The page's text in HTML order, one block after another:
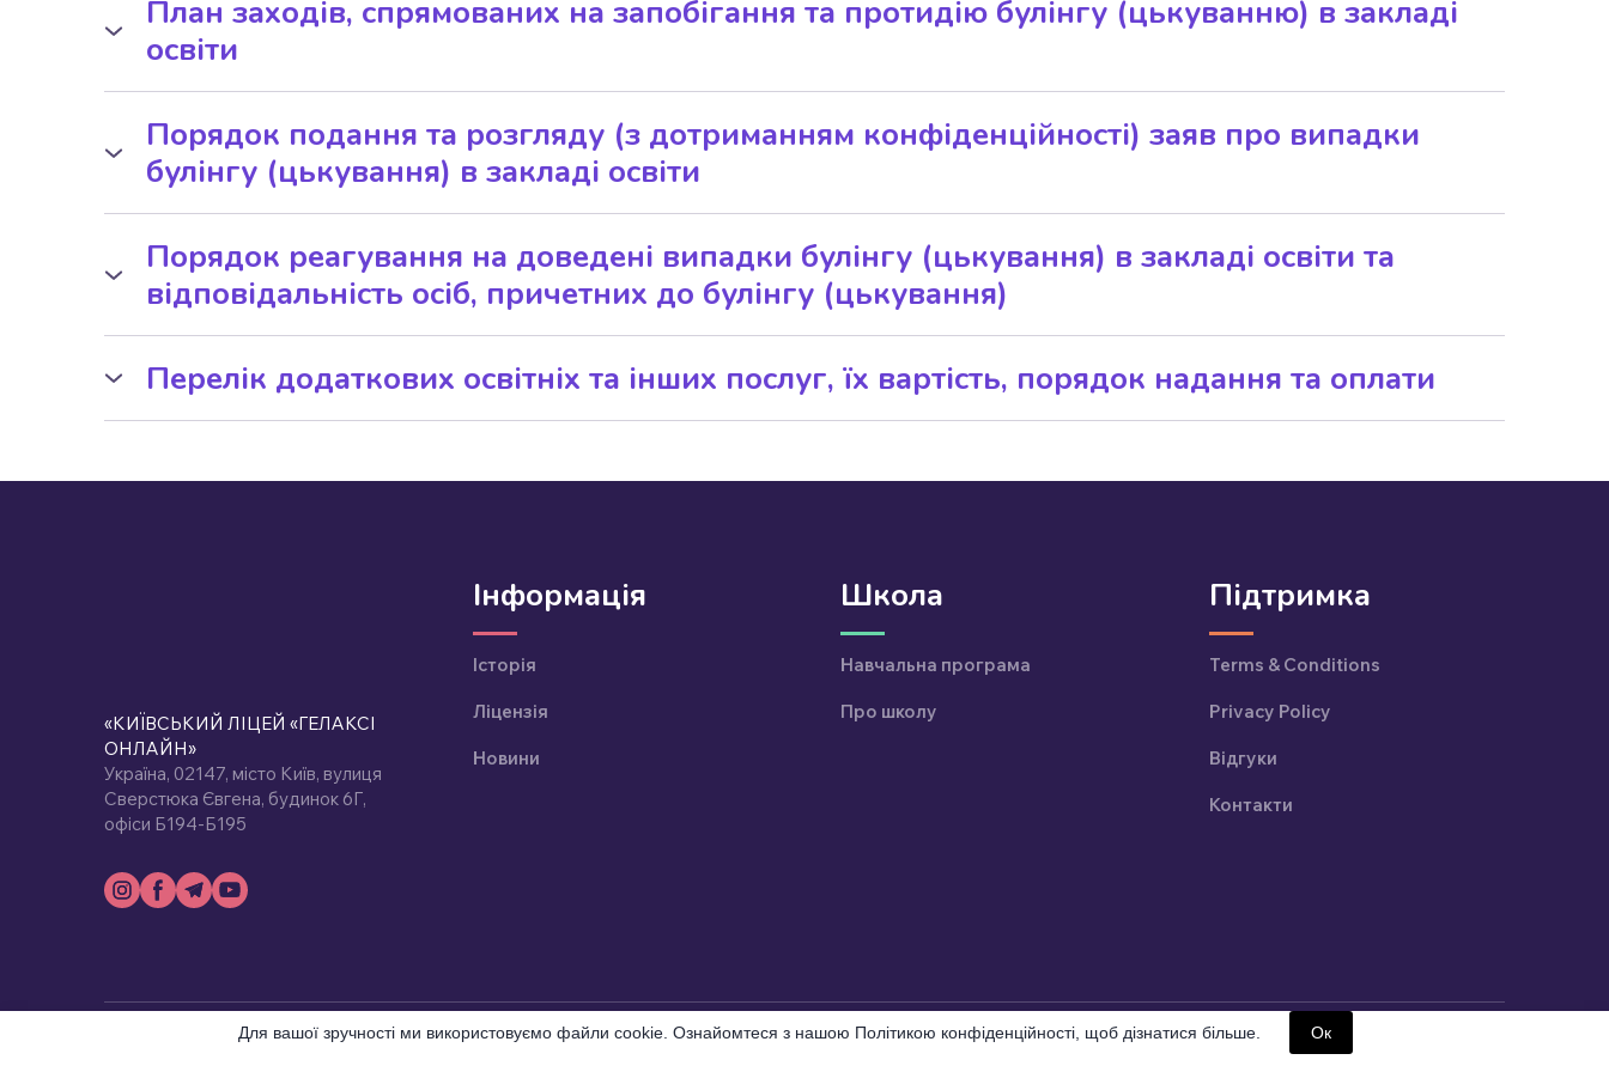
Працює ідальня.
Забезпечується регулярність вологого прибирання, користання всіх видів провітрювання.
План заходів, спрямованих на запобігання та протидію булінгу (цькуванню) в закладі
освіти
План заходів, спрямованих на запобігання та протидію булінгу (цькуванню)
Порядок подання та розгляду (з дотриманням конфіденційності) заяв про випадки
булінгу (цькування) в закладі освіти
Порядок подання та розгляду (з дотриманням конфіденційності) заяв про випадки
булінгу (цькування) в закладі освіти
Порядок реагування на доведені випадки булінгу (цькування) в закладі освіти та
відповідальність осіб, причетних до булінгу (цькування)
Порядок реагування на доведені випадки булінгу (цькування) в закладі освіти та
відповідальність осіб, причетних до булінгу (цькування)
Перелік додаткових освітніх та інших послуг, їх вартість, порядок надання та оплати
Перелік додаткових освітніх та інших послуг, їх вартість, порядок надання та оплати
«КИЇВСЬКИЙ ЛІЦЕЙ «ГЕЛАКСІ
ОНЛАЙН»
Україна, 02147, місто Київ, вулиця
Сверстюка Євгена, будинок 6Г,
офіси Б194-Б195
Інформація
Історія
Ліцензія
Новини
Школа
Навчальна програма
Про школу
Підтримка
Terms & Conditions
Privacy Policy
Відгуки
Контакти
© Created by Galaxy OnlineДля вашої зручності ми використовуємо файли cookie. Ознайомтеся з нашою Політикою конфіденційності, щоб дізнатися більше. Ок